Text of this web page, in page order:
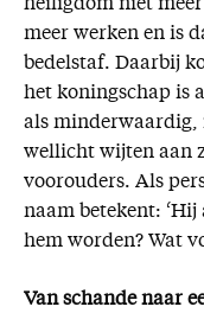
heiligdom niet
meer werken en is
bedelstaf. Daarbij
het koningschap is
als minderwaardig,
wellicht wijten aan
voorouders. Als
naam betekent: ‘Hij
hem worden? Wat
Van schande naar